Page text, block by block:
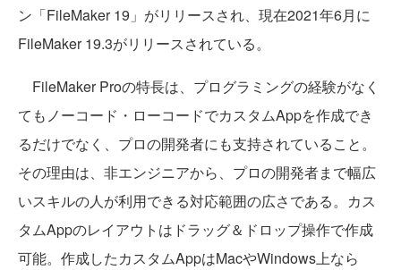
ン「FileMaker 19」がリリースされ、現在2021年6月に
FileMaker 19.3がリリースされている。
FileMaker Proの特長は、プログラミングの経験がなく
てもノーコード・ローコードでカスタムAppを作成でき
るだけでなく、プロの開発者にも支持されていること。
その理由は、非エンジニアから、プロの開発者まで幅広
いスキルの人が利用できる対応範囲の広さである。カス
タムAppのレイアウトはドラッグ＆ドロップ操作で作成
可能。作成したカスタムAppはMacやWindows上なら